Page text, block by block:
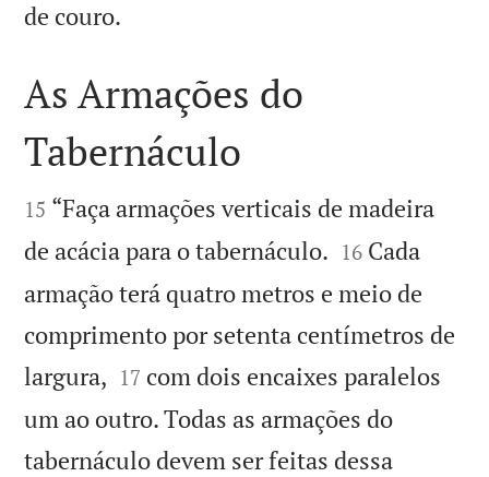
de couro.

As Armações do
Tabernáculo

15 “Faça armações verticais de madeira
de acácia para o tabernáculo. 

16 Cada
armação terá quatro metros e meio de
comprimento por setenta centímetros de
largura, 

17 com dois encaixes paralelos
um ao outro. Todas as armações do
tabernáculo devem ser feitas dessa